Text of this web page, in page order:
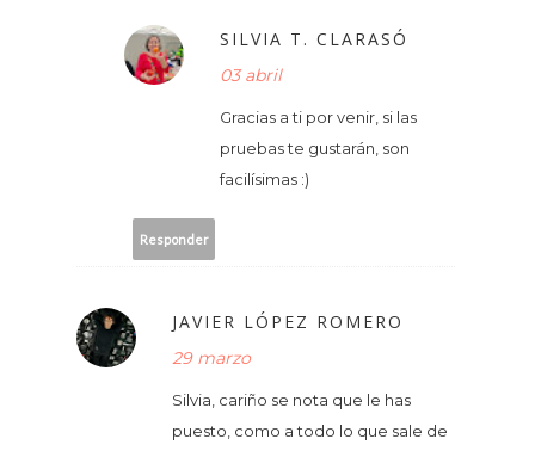
SILVIA T. CLARASÓ
03 abril
Gracias a ti por venir, si las
pruebas te gustarán, son
facilísimas :)
Responder
JAVIER LÓPEZ ROMERO
29 marzo
Silvia, cariño se nota que le has
puesto, como a todo lo que sale de